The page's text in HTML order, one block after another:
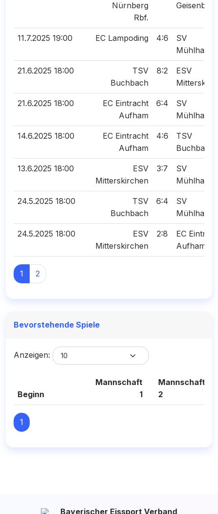
Nürnberg
Rbf.
11.7.2025 19:00 EC Lampoding 4:6
SV
21.6.2025 18:00
TSV
Buchbach
8:2
ESV
21.6.2025 18:00
EC Eintracht
Aufham
6:4
SV
14.6.2025 18:00
EC Eintracht
Aufham
4:6
TSV
Buchbach
13.6.2025 18:00
ESV
Mitterskirchen
3:7
SV
24.5.2025 18:00
TSV
Buchbach
6:4
SV
24.5.2025 18:00
ESV
Mitterskirchen
2:8
EC
Aufham
1 2
Bevorstehende Spiele
Anzeigen:
Beginn
Mannschaft
1
Mannschaft
2
1
Bayerischer Eissport Verband